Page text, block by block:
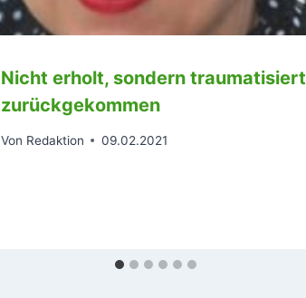
Nicht erholt, sondern traumatisiert
zurückgekommen
Von Redaktion 09.02.2021